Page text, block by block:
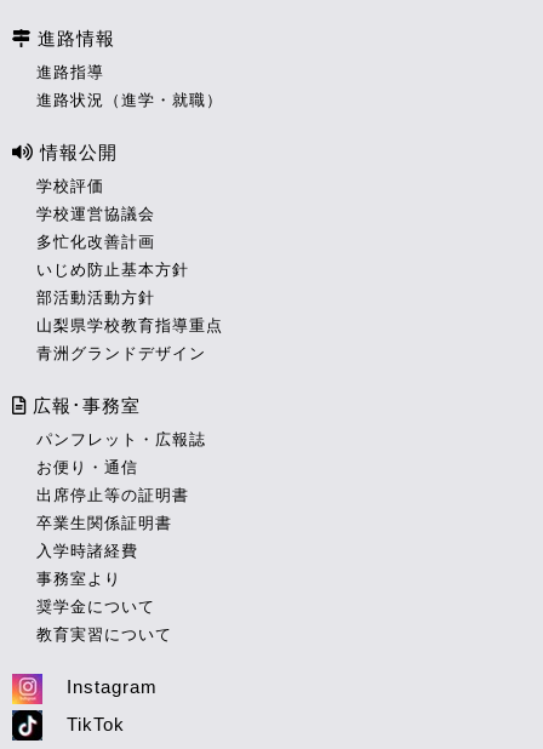
進路情報
進路指導
進路状況（進学・就職）
情報公開
学校評価
学校運営協議会
多忙化改善計画
いじめ防止基本方針
部活動活動方針
山梨県学校教育指導重点
青洲グランドデザイン
広報･事務室
パンフレット・広報誌
お便り・通信
出席停止等の証明書
卒業生関係証明書
入学時諸経費
事務室より
奨学金について
教育実習について
Instagram
TikTok